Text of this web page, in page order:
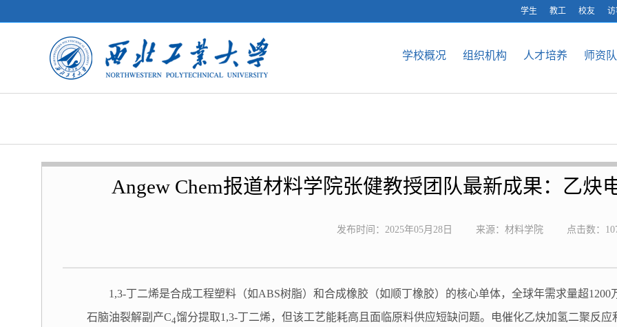
学生 教工 校友
学校概况 组织机构 人才培养 师资
Angew Chem报道材料学院张健教授团队最新成果：乙炔
发布时间：2025年05月28日 来源：材料学院 点击数：
1,3-丁二烯是合成工程塑料（如ABS树脂）和合成橡胶（如顺丁橡胶）的核心单体，全球年需求量超
石脑油裂解副产C4馏分提取1,3-丁二烯，但该工艺能耗高且面临原料供应短缺问题。电催化乙炔加氢二聚反